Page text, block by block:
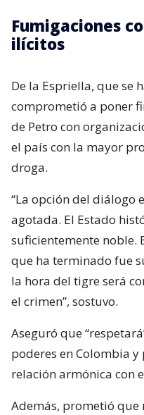
Fumigaciones
ilícitos
De la Espriella, que se
comprometió a poner
de Petro con
el país con la mayor
droga.
“La opción del diálogo
agotada. El Estado
suficientemente noble.
que ha terminado fue
la hora del tigre será
el crimen”, sostuvo.
Aseguró que
poderes en Colombia
relación armónica con
Además, prometió que